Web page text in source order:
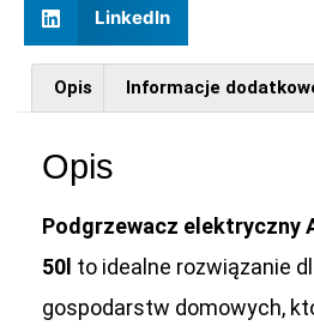
LinkedIn
Opis Informacje
Opis
Podgrzewacz elektryczny
50l to idealne rozwiązanie
gospodarstw domowych,